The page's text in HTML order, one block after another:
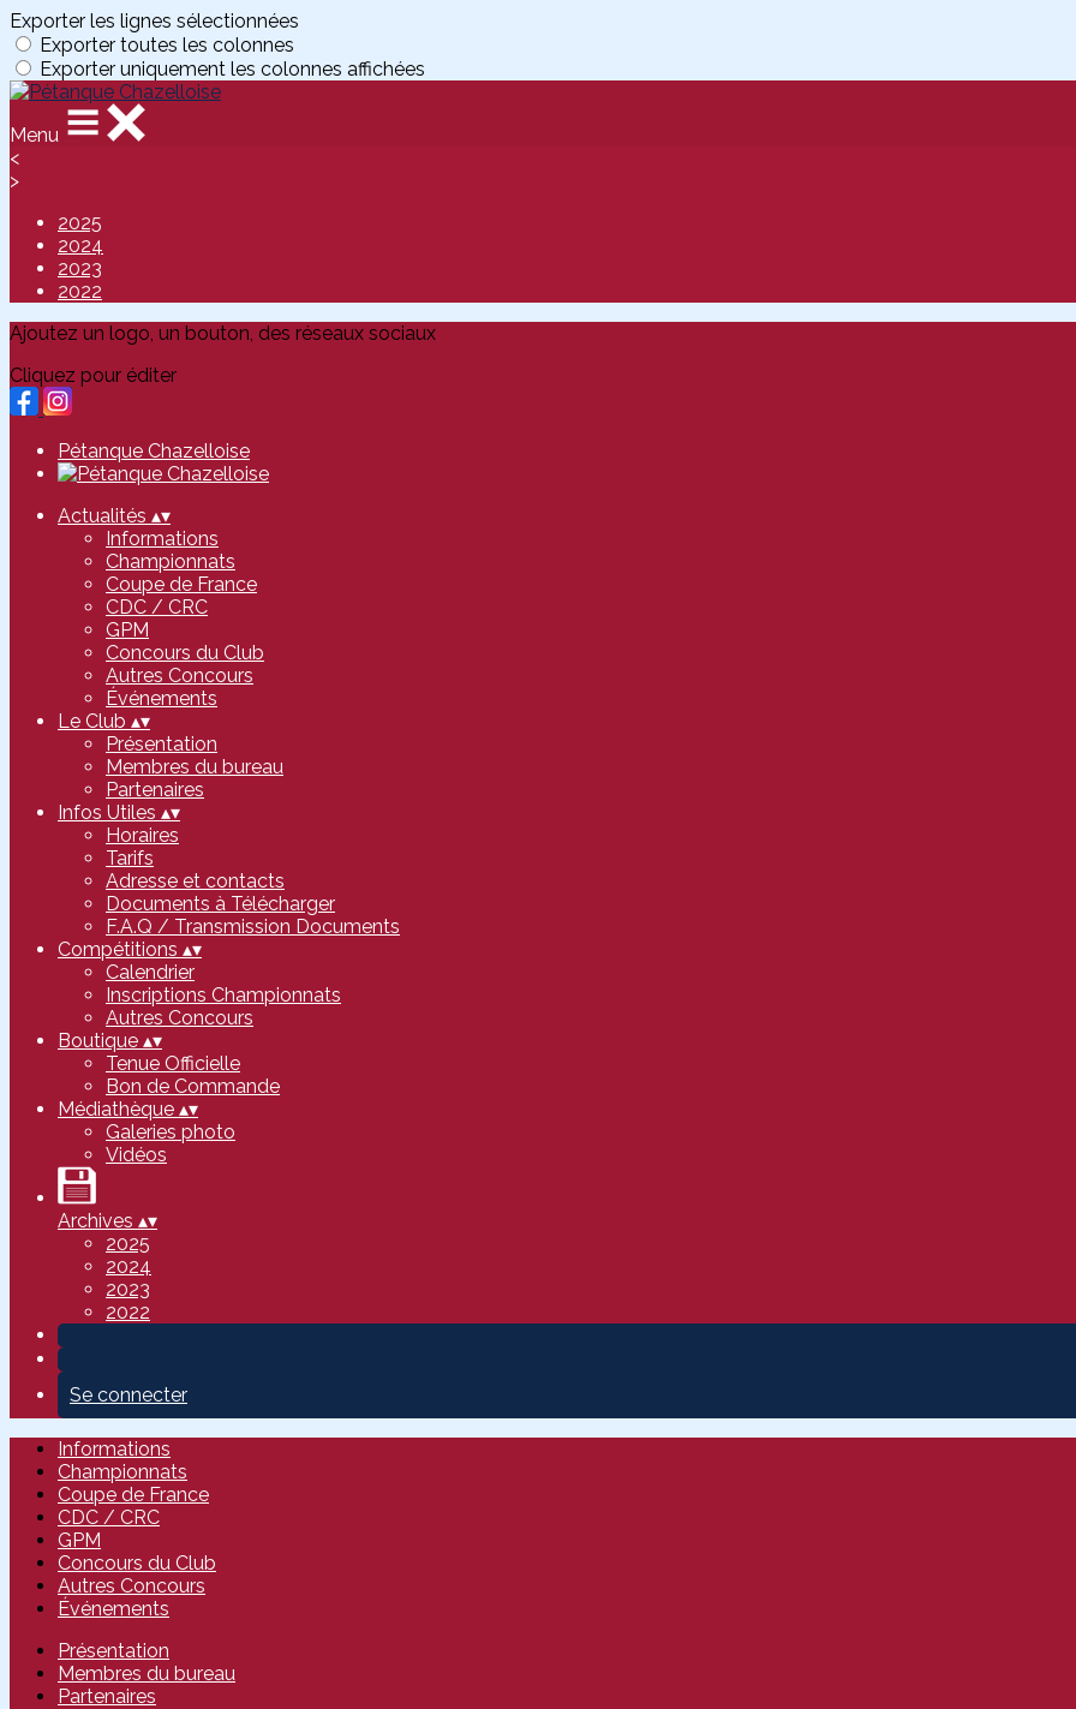
Exporter les lignes sélectionnées
Exporter toutes les colonnes
Exporter uniquement les colonnes affichées
Menu
<
>
2025
2024
2023
2022
Ajoutez un logo, un bouton, des réseaux sociaux
Cliquez pour éditer
Pétanque Chazelloise
Actualités ▴▾
Informations
Championnats
Coupe de France
CDC / CRC
GPM
Concours du Club
Autres Concours
Événements
Le Club ▴▾
Présentation
Membres du bureau
Partenaires
Infos Utiles ▴▾
Horaires
Tarifs
Adresse et contacts
Documents à Télécharger
F.A.Q / Transmission Documents
Compétitions ▴▾
Calendrier
Inscriptions Championnats
Autres Concours
Boutique ▴▾
Tenue Officielle
Bon de Commande
Médiathèque ▴▾
Galeries photo
Vidéos
Archives ▴▾
2025
2024
2023
2022
Se connecter
Informations
Championnats
Coupe de France
CDC / CRC
GPM
Concours du Club
Autres Concours
Événements
Présentation
Membres du bureau
Partenaires